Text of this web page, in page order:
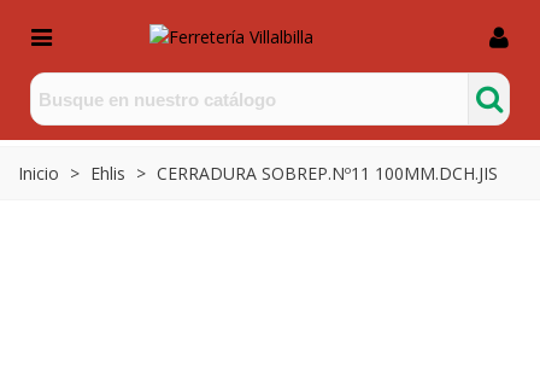
Inicio > Ehlis > CERRADURA SOBREP.Nº11 100MM.DCH.JIS